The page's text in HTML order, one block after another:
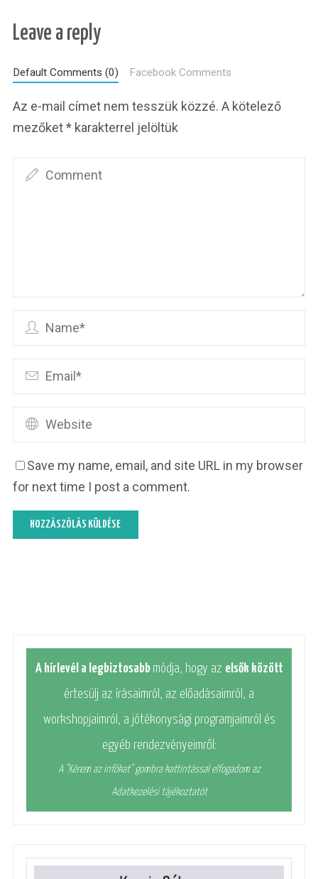
Leave a reply
Default Comments (0) Facebook Comments
Az e-mail címet nem tesszük közzé. A kötelező
mezőket* karakterrel jelöltük
Save my name, email, and site URL in my browser
for next time I post a comment.
A hírlevél a legbiztosabb módja, hogy az elsők között
értesülj az írásaimról, az előadásaimról, a
workshopjaimról, a jótékonysági programjaimról és
egyéb rendezvényeimről:
A "Kérem az infókat" gombra kattintással elfogadom az
Adatkezelési tájékoztatót